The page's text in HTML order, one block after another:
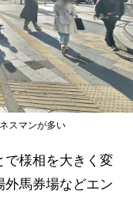
スマンが多い
で様相を大きく変
外馬券場などエン